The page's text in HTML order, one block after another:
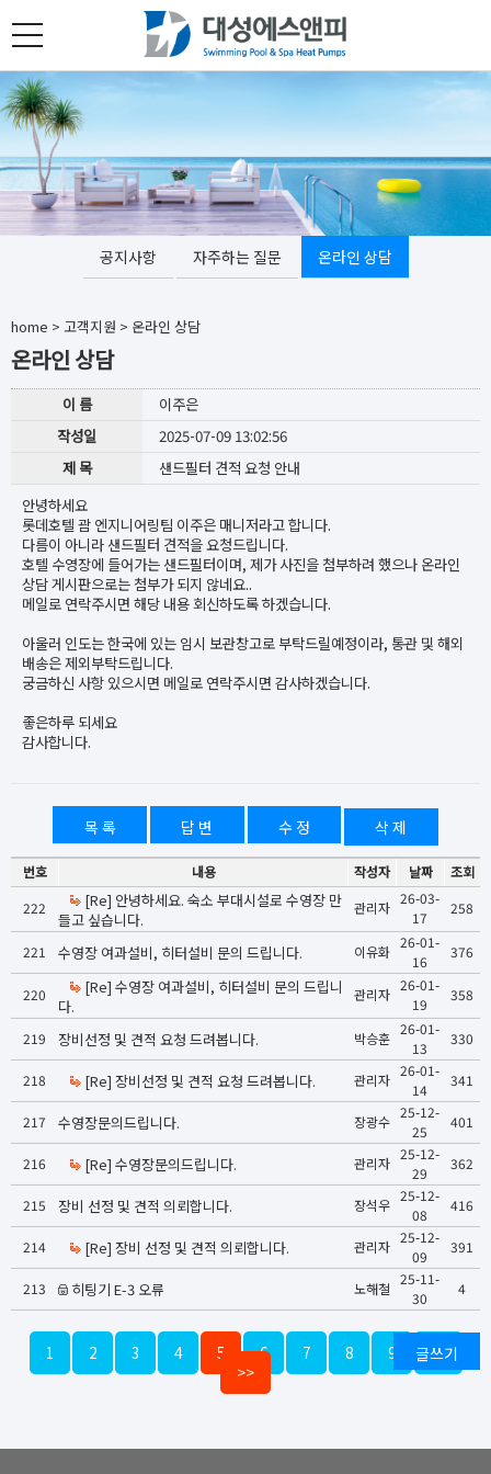
toggle
navigation
공지사항 자주하는 질문 온라인 상담
home > 고객지원 > 온라인 상담
온라인 상담
이 름
이주은
작성일
2025-07-09 13:02:56
제 목
샌드필터 견적 요청 안내
안녕하세요
롯데호텔 괌 엔지니어링팀 이주은 매니저라고 합니다.
다름이 아니라 샌드필터 견적을 요청드립니다.
호텔 수영장에 들어가는 샌드필터이며, 제가 사진을 첨부하려 했으나 온라인
상담 게시판으로는 첨부가 되지 않네요..
메일로 연락주시면 해당 내용 회신하도록 하겠습니다.
아울러 인도는 한국에 있는 임시 보관창고로 부탁드릴예정이라, 통관 및 해외
배송은 제외부탁드립니다.
궁금하신 사항 있으시면 메일로 연락주시면 감사하겠습니다.
좋은하루 되세요
감사합니다.
목 록 답 변 수 정 삭 제
번호 내용 작성자 날짜
조회
222
[Re] 안녕하세요. 숙소 부대시설로 수영장 만
들고 싶습니다.
관리자
26-03-
17
258
221 수영장 여과설비, 히터설비 문의 드립니다. 이유화
26-01-
16
376
220
[Re] 수영장 여과설비, 히터설비 문의 드립니
다.
관리자
26-01-
19
358
219 장비선정 및 견적 요청 드려봅니다. 박승훈
26-01-
13
330
218 [Re] 장비선정 및 견적 요청 드려봅니다. 관리자
26-01-
14
341
217 수영장문의드립니다. 장광수
25-12-
25
401
216 [Re] 수영장문의드립니다. 관리자
25-12-
29
362
215 장비 선정 및 견적 의뢰합니다. 장석우
25-12-
08
416
214 [Re] 장비 선정 및 견적 의뢰합니다. 관리자
25-12-
09
391
213 히팅기 E-3 오류 노해철
25-11-
30
4
1 2 3 4 5 6 7 8 9
10
>>
글쓰기